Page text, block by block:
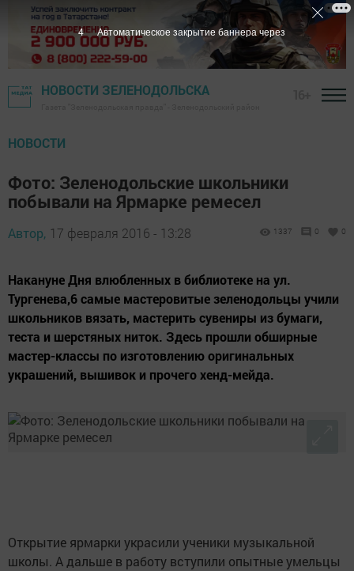
НОВОСТИ ЗЕЛЕНОДОЛЬСКА
НОВОСТИ
Фото: Зеленодольские школьники
побывали на Ярмарке ремесел
Автор, 17 февраля 2016 - 13:28 1337 0 0
Накануне Дня влюбленных в библиотеке на ул.
Тургенева,6 самые мастеровитые зеленодольцы учили
школьников вязать, мастерить сувениры из бумаги,
теста и шерстяных ниток. Здесь прошли обширные
мастер-классы по изготовлению оригинальных
украшений, вышивок и прочего хенд-мейда.
Открытие ярмарки украсили ученики музыкальной
школы. А дальше в работу вступили опытные умельцы
3 Автоматическое закрытие баннера через